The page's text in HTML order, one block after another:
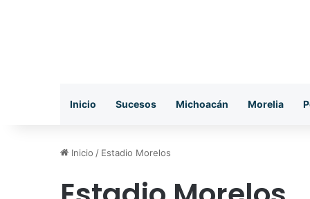
Inicio Sucesos Michoacán Morelia
Inicio / Estadio Morelos